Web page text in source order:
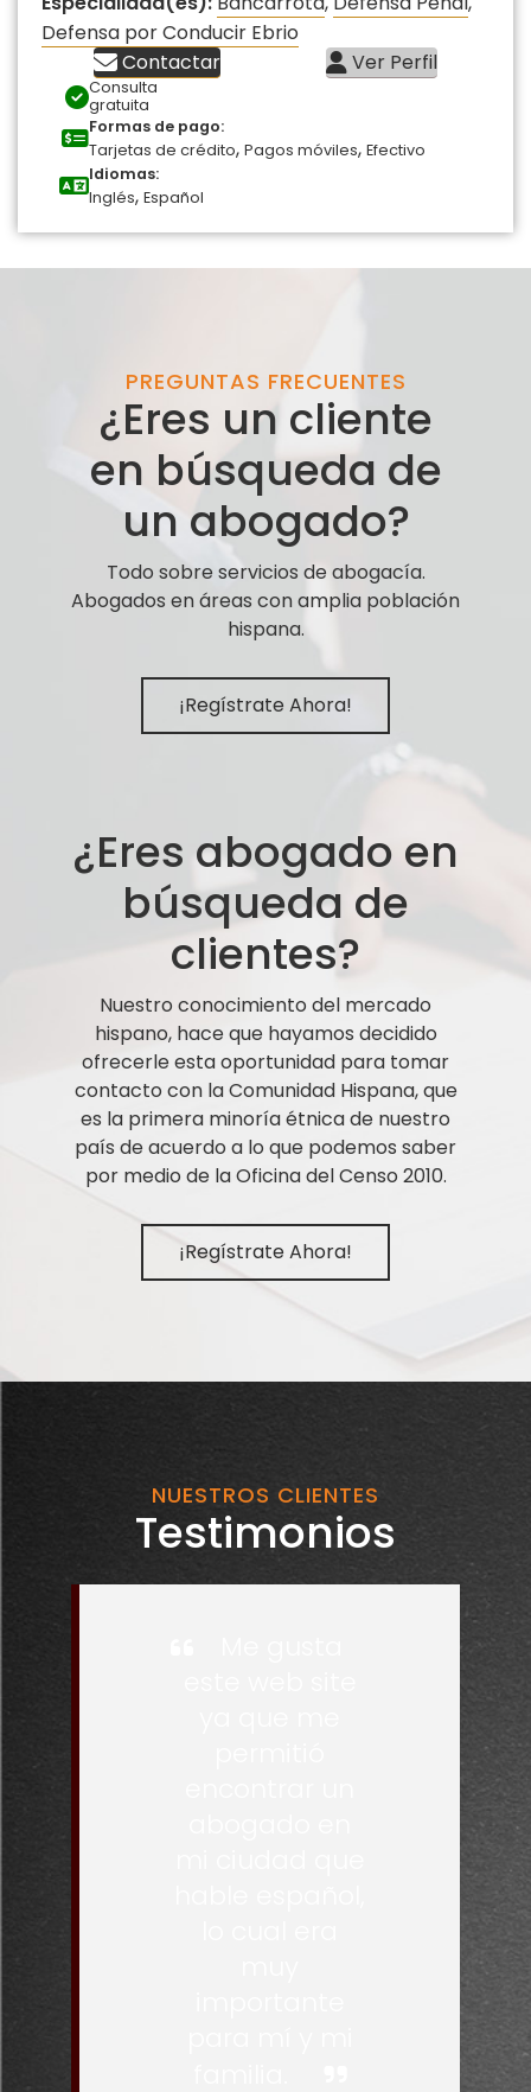
Defensa por Conducir Ebrio
Contactar
Ver Perfil
Consulta
gratuita
Formas de pago:
Tarjetas de crédito, Pagos móviles, Efectivo
Idiomas:
Inglés, Español
PREGUNTAS FRECUENTES
¿Eres un cliente
en búsqueda de
un abogado?
Todo sobre servicios de abogacía.
Abogados en áreas con amplia población
hispana.
¡Regístrate Ahora!
¿Eres abogado en
búsqueda de
clientes?
Nuestro conocimiento del mercado
hispano, hace que hayamos decidido
ofrecerle esta oportunidad para tomar
contacto con la Comunidad Hispana, que
es la primera minoría étnica de nuestro
país de acuerdo a lo que podemos saber
por medio de la Oficina del Censo 2010.
¡Regístrate Ahora!
NUESTROS CLIENTES
Testimonios